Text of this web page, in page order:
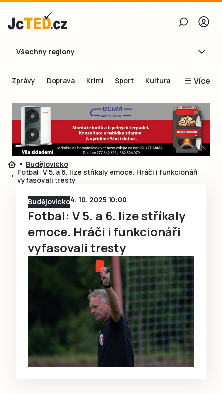
E-mail
Obnovit heslo
Přihlásit se
Přihlásit se přes Facebook
Ještě nemám účet, chci se
Všechny regiony
Zprávy Doprava Krimi Sport Kultura Více
Blogy
Inspirace
Čtenáři píší
Speciální přílohy
Budějovicko
Fotbal: V 5. a 6. lize stříkaly emoce. Hráči i funkcionáři
vyfasovali tresty
Budějovicko4. 10. 2025 10:00
Fotbal: V 5. a 6. lize stříkaly
emoce. Hráči i funkcionáři
vyfasovali tresty